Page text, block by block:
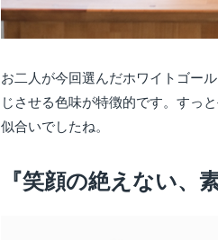
お二人が今回選んだホワイトゴー
じさせる色味が特徴的です。すっ
似合いでしたね。
『笑顔の絶えない、